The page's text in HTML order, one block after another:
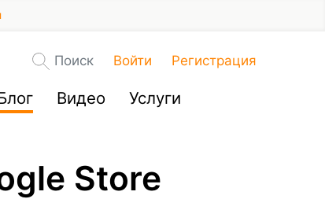
Поиск Войти Регистрация
Видео Услуги
Store